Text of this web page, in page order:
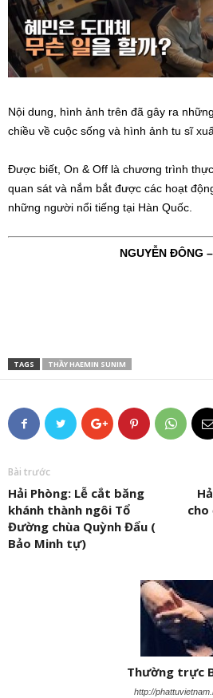
Nội dung, hình ảnh trên đã gây ra
chiều về cuộc sống và hình ảnh tu sĩ
Được biết, On & Off là chương trình
quan sát và nắm bắt được các hoạt
những người nổi tiếng tại Hàn Quốc.
NGUYỄN ĐÔNG
TAGS THẦY HAEMIN SUNIM
Bài trước
Hải Phòng: Lễ cắt băng
khánh thành ngôi Tổ
Đường chùa Quỳnh Đẩu (
Bảo Minh tự)
Thường trực
http://